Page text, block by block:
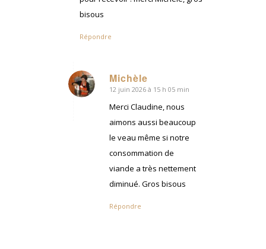
bisous
Répondre
Michèle
dit
12 juin 2026 à 15 h 05 min
Merci Claudine, nous
aimons aussi beaucoup
le veau même si notre
consommation de
viande a très nettement
diminué. Gros bisous
Répondre